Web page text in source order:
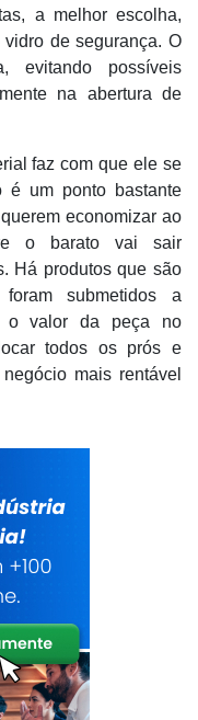
a melhor escolha,
de segurança. O
evitando possíveis
na abertura de
faz com que ele se
é um ponto bastante
economizar ao
o barato vai sair
Há produtos que são
submetidos a
o valor da peça no
todos os prós e
mais rentável